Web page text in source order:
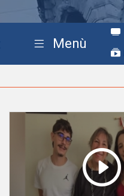
Menù